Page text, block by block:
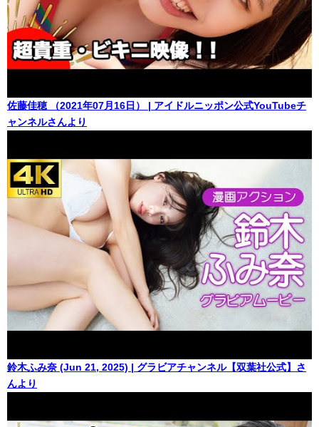
佐藤佳穂 （2021年07月16日） | アイドルニッポン公式YouTubeチ
ャンネルさんより
鈴木ふみ奈 (Jun 21, 2025) | グラビアチャンネル【双葉社公式】さ
んより